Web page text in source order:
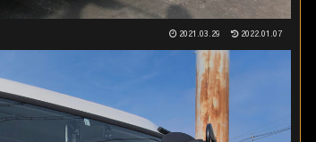
2021.03.29 2022.01.07